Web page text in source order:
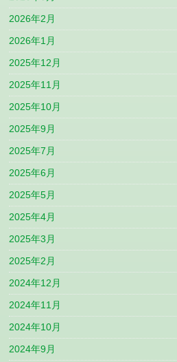
2026年2月
2026年1月
2025年12月
2025年11月
2025年10月
2025年9月
2025年7月
2025年6月
2025年5月
2025年4月
2025年3月
2025年2月
2024年12月
2024年11月
2024年10月
2024年9月